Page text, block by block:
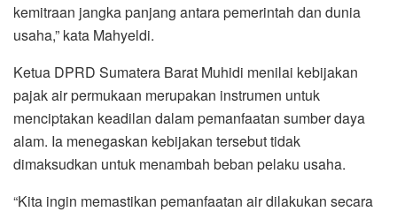
kemitraan jangka panjang antara pemerintah dan dunia
usaha,” kata Mahyeldi.
Ketua DPRD Sumatera Barat Muhidi menilai kebijakan
pajak air permukaan merupakan instrumen untuk
menciptakan keadilan dalam pemanfaatan sumber daya
alam. Ia menegaskan kebijakan tersebut tidak
dimaksudkan untuk menambah beban pelaku usaha.
“Kita ingin memastikan pemanfaatan air dilakukan secara